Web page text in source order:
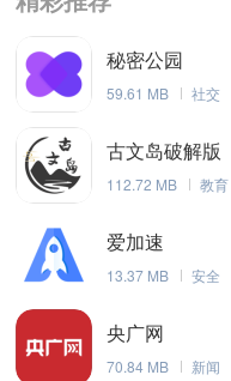
秘密公园
59.61 MB 社交
古文岛破解版
112.72 MB 教育
爱加速
13.37 MB 安全
央广网
70.84 MB 新闻